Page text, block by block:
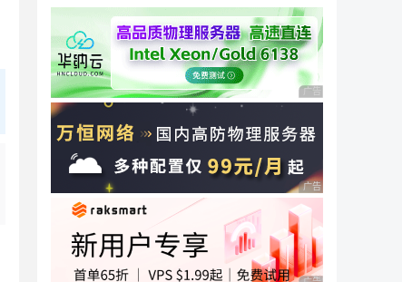
广告 商业广告，理性
广告 商业广告，理性